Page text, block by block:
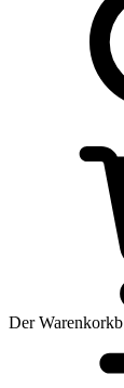
Der Warenkorkb